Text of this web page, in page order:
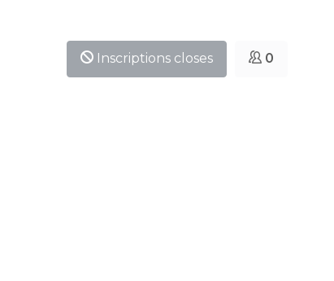
Inscriptions closes 0